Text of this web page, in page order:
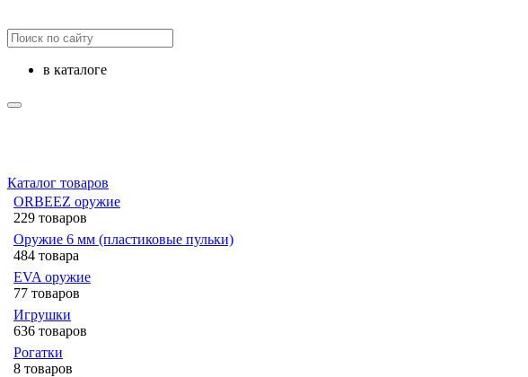
в каталоге
Каталог товаров
ORBEEZ оружие
229 товаров
Оружие 6 мм (пластиковые пульки)
484 товара
EVA оружие
77 товаров
Игрушки
636 товаров
Рогатки
8 товаров